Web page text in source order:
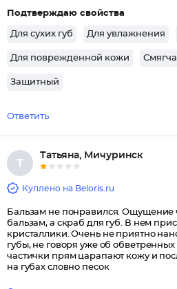
Подтверждаю свойства
Для сухих губ Для увлажнения
Для поврежденной кожи
Защитный
Ответить
Т
Татьяна, Мичуринск
Куплено на Beloris.ru
Бальзам не понравился. Ощущение
бальзам, а скраб для губ. В нем
кристаллики. Очень не приятно
губы, не говоря уже об
частички прям царапают кожу и
на губах словно песок